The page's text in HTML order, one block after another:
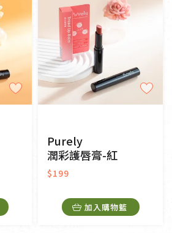
冷藏 冷凍
門市販售
Purely
潤彩護唇膏-紅
$199
加入購物籃